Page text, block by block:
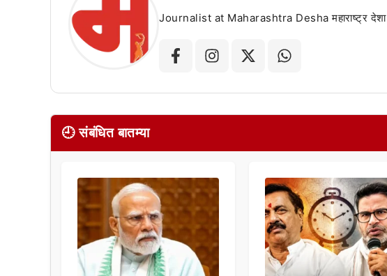
Journalist at Maharashtra Desha महाराष्ट्र देशा
🕘 संबंधित बातम्या